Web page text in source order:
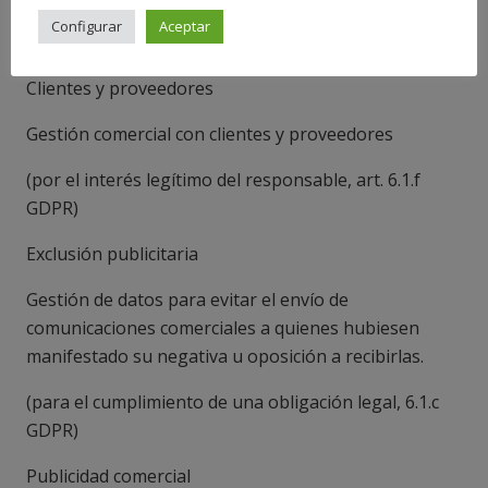
por el consentimiento del interesado, 6.1.a GDPR
Clientes y proveedores
Gestión comercial con clientes y proveedores
(por el interés legítimo del responsable, art. 6.1.f
GDPR)
Exclusión publicitaria
Gestión de datos para evitar el envío de
comunicaciones comerciales a quienes hubiesen
manifestado su negativa u oposición a recibirlas.
(para el cumplimiento de una obligación legal, 6.1.c
GDPR)
Publicidad comercial
Configurar Aceptar